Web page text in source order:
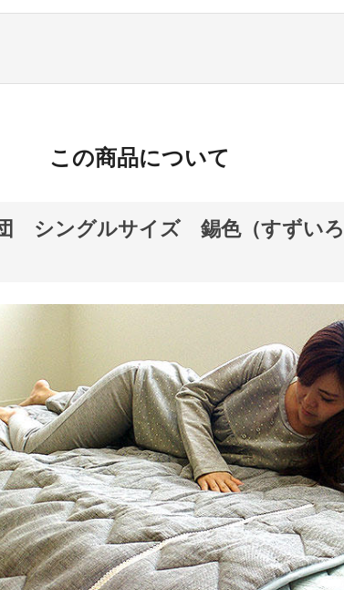
この商品について
団 シングルサイズ 錫色（すずい